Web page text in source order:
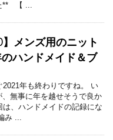
** 【 ...
メンズ用のニット
のハンドメイド＆ブ
年も終わりですね。 い
無事に年を越せそうで良か
、ハンドメイドの記録にな
み ...